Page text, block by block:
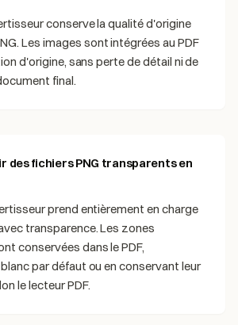
conserve la qualité d'origine
Les images sont intégrées au PDF
d'origine, sans perte de détail ni de
final.
des fichiers PNG transparents en
prend entièrement en charge
transparence. Les zones
conservées dans le PDF,
par défaut ou en conservant leur
le lecteur PDF.